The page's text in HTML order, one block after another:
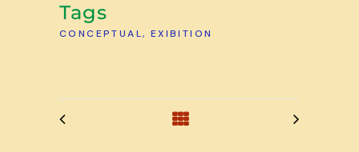
Tags
CONCEPTUAL, EXIBITION